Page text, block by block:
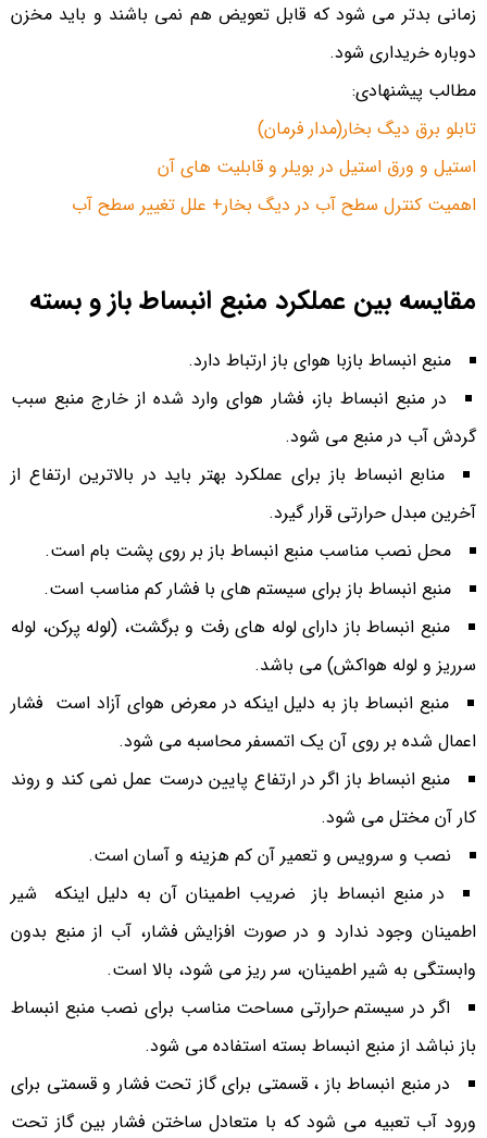
زمانی بدتر می شود که قابل تعویض هم نمی باشند و باید مخزن
دوباره خریداری شود.
مطالب پیشنهادی:
تابلو برق دیگ بخار(مدار فرمان)
استیل و ورق استیل در بویلر و قابلیت های آن
اهمیت کنترل سطح آب در دیگ بخار+ علل تغییر سطح آب
مقایسه بین عملکرد منبع انبساط باز و بسته
منبع انبساط بازبا هوای باز ارتباط دارد.
در منبع انبساط باز، فشار هوای وارد شده از خارج منبع سبب
گردش آب در منبع می شود.
منابع انبساط باز برای عملکرد بهتر باید در بالاترین ارتفاع از
آخرین مبدل حرارتی قرار گیرد.
محل نصب مناسب منبع انبساط باز بر روی پشت بام است.
منبع انبساط باز برای سیستم های با فشار کم مناسب است.
منبع انبساط باز دارای لوله های رفت و برگشت، (لوله پرکن، لوله
سرریز و لوله هواکش) می باشد.
منبع انبساط باز به دلیل اینکه در معرض هوای آزاد است فشار
اعمال شده بر روی آن یک اتمسفر محاسبه می شود.
منبع انبساط باز اگر در ارتفاع پایین درست عمل نمی کند و روند
کار آن مختل می شود.
نصب و سرویس و تعمیر آن کم هزینه و آسان است.
در منبع انبساط باز ضریب اطمینان آن به دلیل اینکه شیر
اطمینان وجود ندارد و در صورت افزایش فشار، آب از منبع بدون
وابستگی به شیر اطمینان، سر ریز می شود، بالا است.
اگر در سیستم حرارتی مساحت مناسب برای نصب منبع انبساط
باز نباشد از منبع انبساط بسته استفاده می شود.
در منبع انبساط باز ، قسمتی برای گاز تحت فشار و قسمتی برای
ورود آب تعبیه می شود که با متعادل ساختن فشار بین گاز تحت